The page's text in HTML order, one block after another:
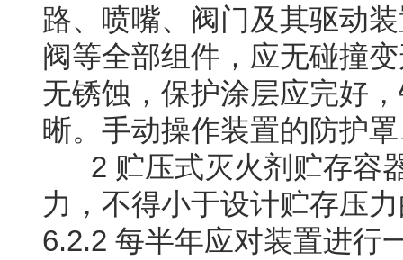
路、喷嘴、阀门及其驱动
阀等全部组件，应无碰撞
无锈蚀，保护涂层应完好
晰。手动操作装置的防护
2 贮压式灭火剂贮存容
力，不得小于设计贮存压
6.2.2 每半年应对装置进行